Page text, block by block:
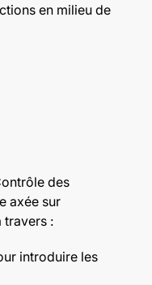
en milieu de
des
axée sur
travers :
introduire les